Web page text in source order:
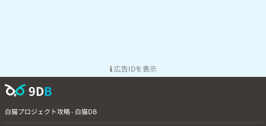
広告IDを表示
9DB
白猫プロジェクト攻略 - 白猫DB